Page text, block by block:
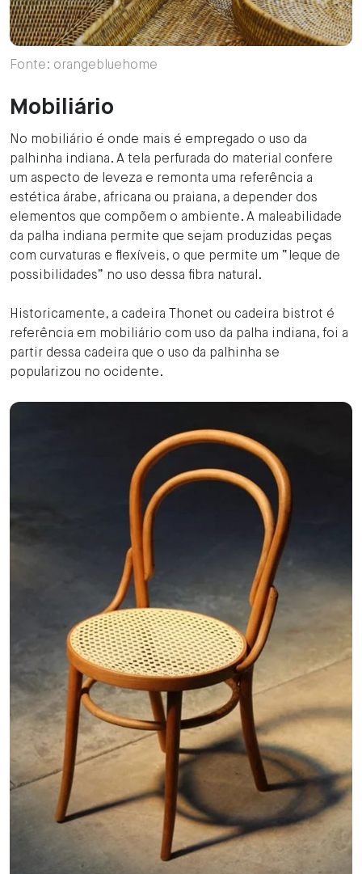
Fonte: orangebluehome
Mobiliário
No mobiliário é onde mais é empregado o uso da
palhinha indiana. A tela perfurada do material confere
um aspecto de leveza e remonta uma referência a
estética árabe, africana ou praiana, a depender dos
elementos que compõem o ambiente. A maleabilidade
da palha indiana permite que sejam produzidas peças
com curvaturas e flexíveis, o que permite um “leque de
possibilidades” no uso dessa fibra natural.
Historicamente, a cadeira Thonet ou cadeira bistrot é
referência em mobiliário com uso da palha indiana, foi a
partir dessa cadeira que o uso da palhinha se
popularizou no ocidente.